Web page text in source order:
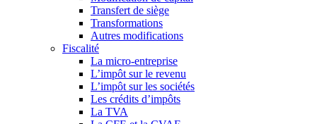
Transfert de siège
Transformations
Autres modifications
Fiscalité
La micro-entreprise
L’impôt sur le revenu
L’impôt sur les sociétés
Les crédits d’impôts
La TVA